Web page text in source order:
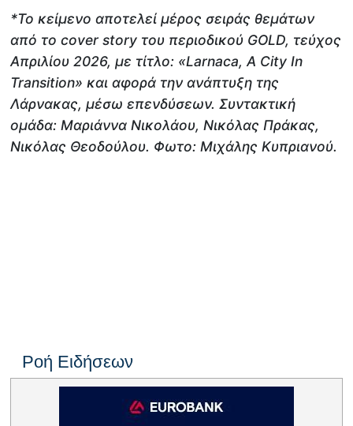
*Το κείμενο αποτελεί μέρος σειράς θεμάτων
από το cover story του περιοδικού GOLD, τεύχος
Απριλίου 2026, με τίτλο: «Larnaca,A City In
Transition» και αφορά την ανάπτυξη της
Λάρνακας, μέσω επενδύσεων. Συντακτική
ομάδα: Μαριάννα Νικολάου, Νικόλας Πράκας,
Νικόλας Θεοδούλου. Φωτο: Μιχάλης Κυπριανού.
Ροή Ειδήσεων